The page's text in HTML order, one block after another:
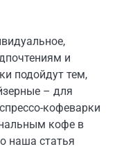
и
подойдут тем,
– для
кофеварки
кофе в
наша статья